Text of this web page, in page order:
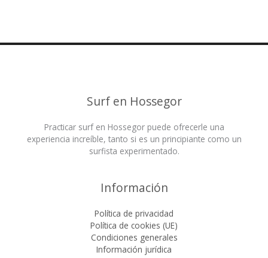
Surf en Hossegor
Practicar surf en Hossegor puede ofrecerle una
experiencia increíble, tanto si es un principiante como un
surfista experimentado.
Información
Política de privacidad
Política de cookies (UE)
Condiciones generales
Información jurídica